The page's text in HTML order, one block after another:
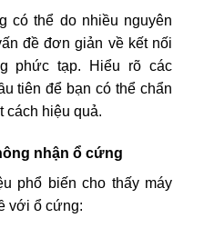
có thể do nhiều nguyên
đề đơn giản về kết nối
phức tạp. Hiểu rõ các
tiên để bạn có thể chẩn
cách hiệu quả.
nhận ổ cứng
phổ biến cho thấy máy
với ổ cứng: